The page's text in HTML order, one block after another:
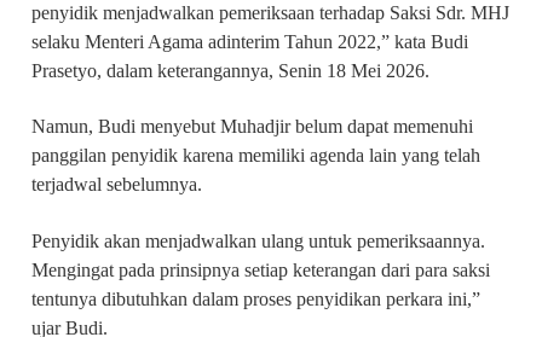
penyidik menjadwalkan pemeriksaan terhadap Saksi Sdr. MHJ
selaku Menteri Agama adinterim Tahun 2022,” kata Budi
Prasetyo, dalam keterangannya, Senin 18 Mei 2026.
Namun, Budi menyebut Muhadjir belum dapat memenuhi
panggilan penyidik karena memiliki agenda lain yang telah
terjadwal sebelumnya.
Penyidik akan menjadwalkan ulang untuk pemeriksaannya.
Mengingat pada prinsipnya setiap keterangan dari para saksi
tentunya dibutuhkan dalam proses penyidikan perkara ini,”
ujar Budi.